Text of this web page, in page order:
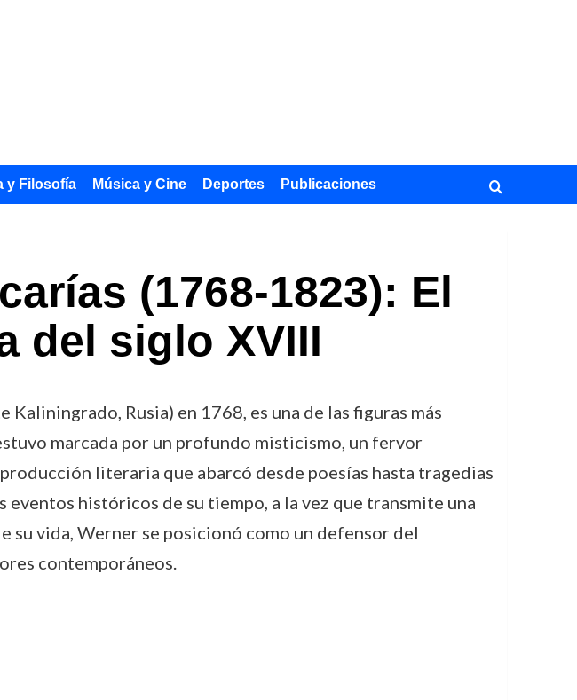
y Filosofía Música y Cine Deportes Publicaciones
(1768-1823): El
del siglo XVIII
Rusia) en 1768, es una de las figuras más
marcada por un profundo misticismo, un fervor
literaria que abarcó desde poesías hasta tragedias
históricos de su tiempo, a la vez que transmite una
vida, Werner se posicionó como un defensor del
contemporáneos.